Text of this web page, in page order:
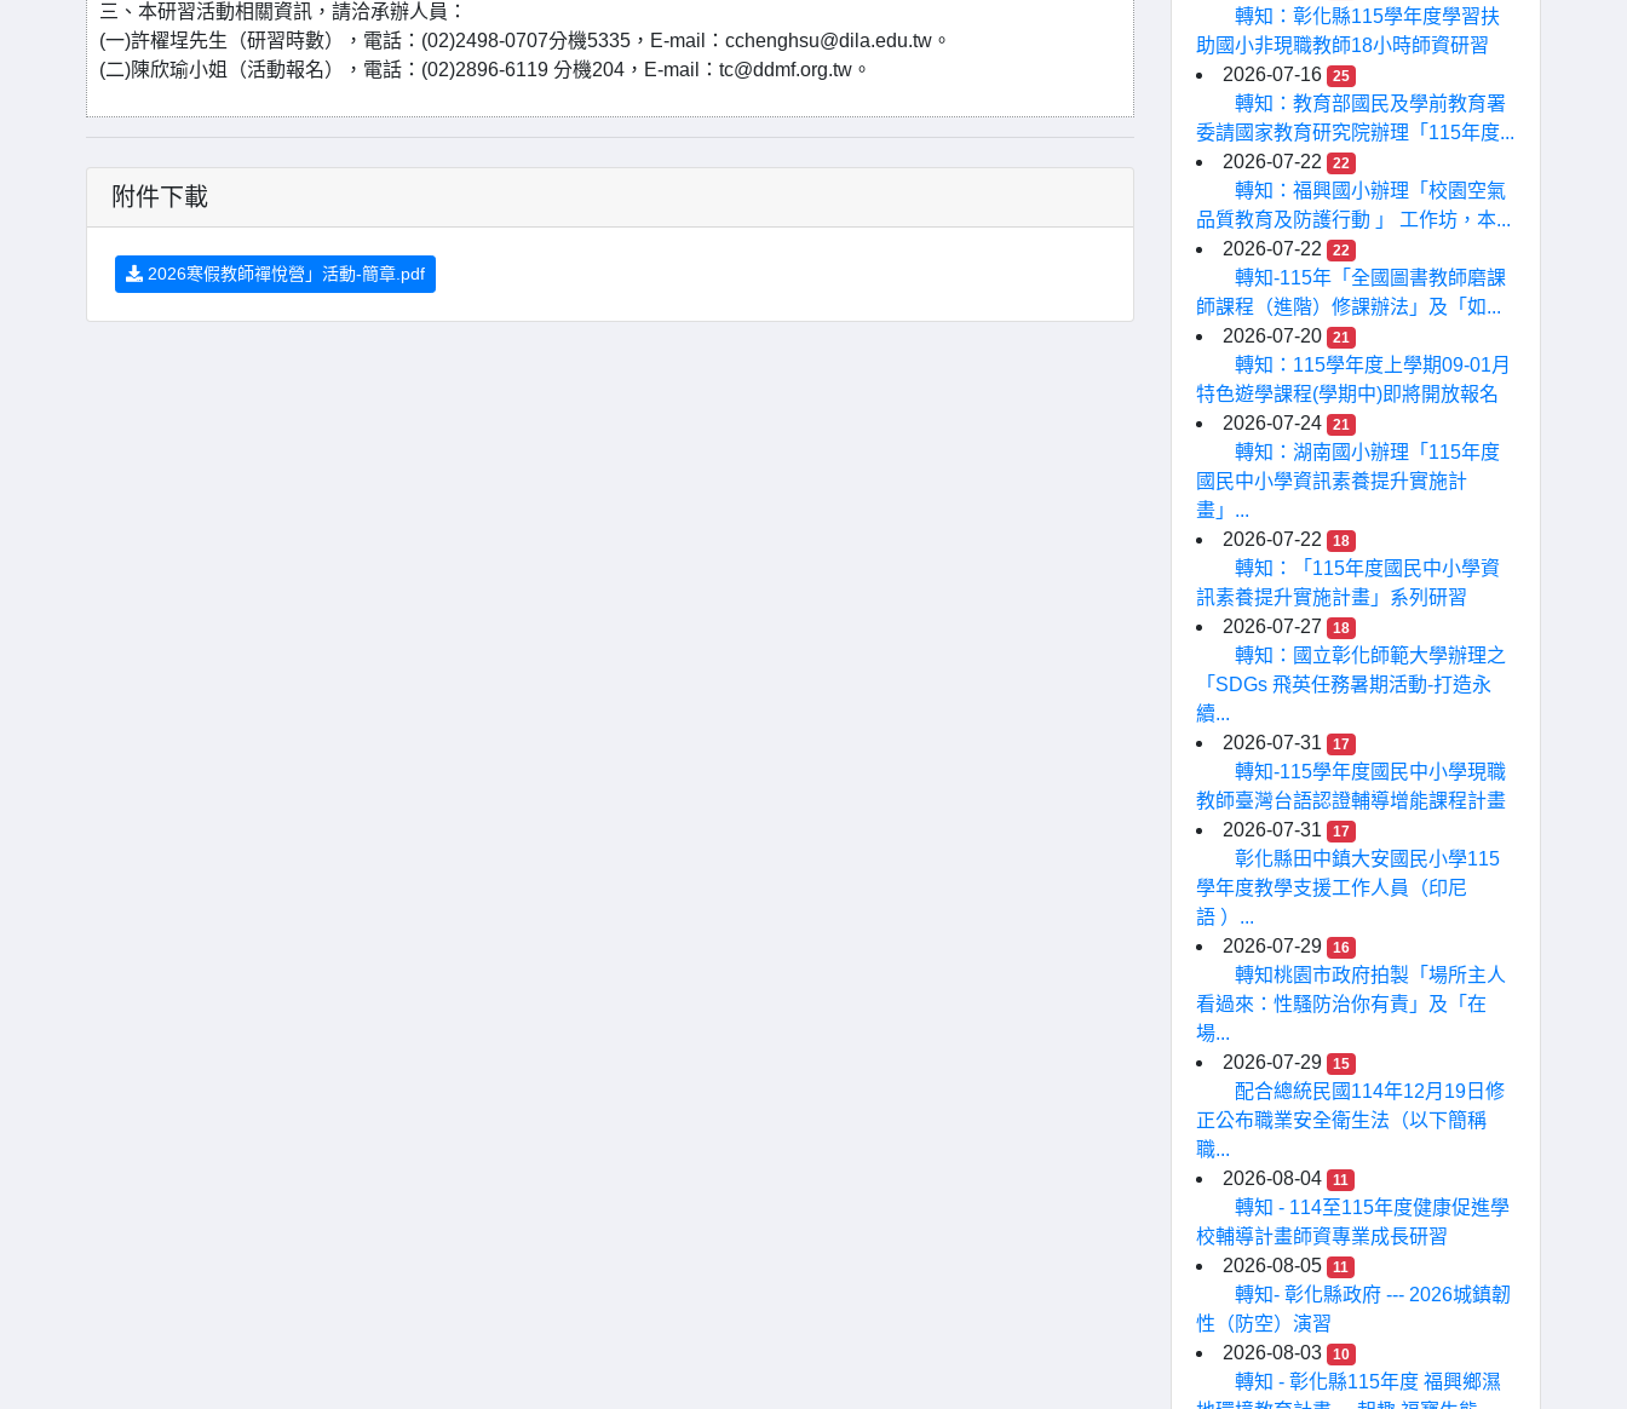
三、本研習活動相關資訊，請洽承辦人員：
(一)許櫂埕先生（研習時數），電話：(02)2498-0707分機5335，E-mail：cchenghsu@dila.edu.tw。
(二)陳欣瑜小姐（活動報名），電話：(02)2896-6119 分機204，E-mail：tc@ddmf.org.tw。
附件下載
2026寒假教師禪悅營」活動-簡章.pdf
轉知：彰化縣115學年度學習扶
助國小非現職教師18小時師資研習
2026-07-16
25
轉知：教育部國民及學前教育署
委請國家教育研究院辦理「115年度...
2026-07-22
22
轉知：福興國小辦理「校園空氣
品質教育及防護行動 」 工作坊，本...
2026-07-22
22
轉知-115年「全國圖書教師磨課
師課程（進階）修課辦法」及「如...
2026-07-20
21
轉知：115學年度上學期09-01月
特色遊學課程(學期中)即將開放報名
2026-07-24
21
轉知：湖南國小辦理「115年度
國民中小學資訊素養提升實施計
畫」...
2026-07-22
18
轉知：「115年度國民中小學資
訊素養提升實施計畫」系列研習
2026-07-27
18
轉知：國立彰化師範大學辦理之
「SDGs 飛英任務暑期活動-打造永
續...
2026-07-31
17
轉知-115學年度國民中小學現職
教師臺灣台語認證輔導增能課程計畫
2026-07-31
17
彰化縣田中鎮大安國民小學115
學年度教學支援工作人員（印尼
語 ）...
2026-07-29
16
轉知桃園市政府拍製「場所主人
看過來：性騷防治你有責」及「在
場...
2026-07-29
15
配合總統民國114年12月19日修
正公布職業安全衛生法（以下簡稱
職...
2026-08-04
11
轉知 - 114至115年度健康促進學
校輔導計畫師資專業成長研習
2026-08-05
11
轉知- 彰化縣政府 --- 2026城鎮韌
性（防空）演習
2026-08-03
10
轉知 - 彰化縣115年度 福興鄉濕